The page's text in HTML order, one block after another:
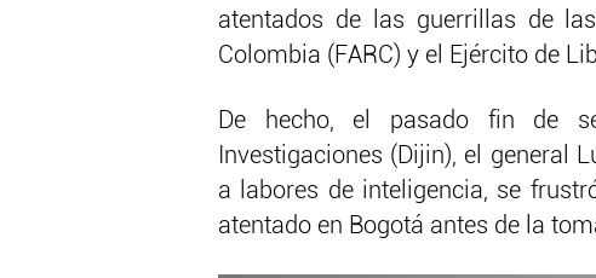
atentados de las guerrillas de
Colombia (FARC) y el Ejército de
De hecho, el pasado fin de
Investigaciones (Dijin), el general
a labores de inteligencia, se
atentado en Bogotá antes de la